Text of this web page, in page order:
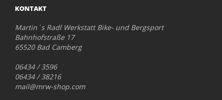
KONTAKT
Martin´s Radl Werkstatt Bike- und Bergsport
Bahnhofstraße 17
65520 Bad Camberg
06434 / 3596
06434 / 38216
mail@mrw-shop.com